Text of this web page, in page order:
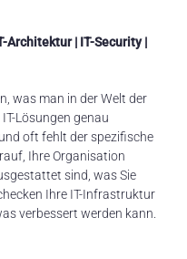
Architektur | IT-Security |
was man in der Welt der
Lösungen genau
oft fehlt der spezifische
Ihre Organisation
sind, was Sie
Ihre IT-Infrastruktur
verbessert werden kann.